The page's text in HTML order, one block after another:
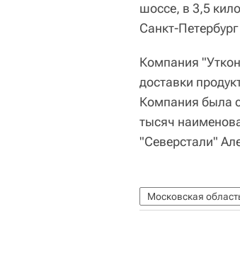
шоссе, в 3,5
Санкт-
Компания
доставки
Компания была
тысяч
"Северстали"
Московская